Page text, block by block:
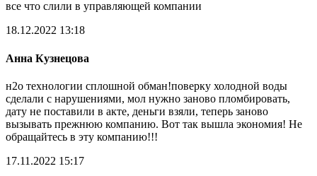
все что слили в управляющей компании
18.12.2022 13:18
Анна Кузнецова
н2о технологии сплошной обман!поверку холодной воды
сделали с нарушениями, мол нужно заново пломбировать,
дату не поставили в акте, деньги взяли, теперь заново
вызывать прежнюю компанию. Вот так вышла экономия! Не
обращайтесь в эту компанию!!!
17.11.2022 15:17